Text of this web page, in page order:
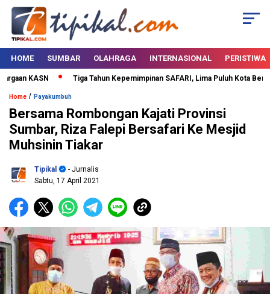
HOME SUMBAR OLAHRAGA INTERNASIONAL PERISTIWA
KASN Tiga Tahun Kepemimpinan SAFARI, Lima Puluh Kota
Home / Payakumbuh
Bersama Rombongan Kajati Provinsi
Sumbar, Riza Falepi Bersafari Ke Mesjid
Muhsinin Tiakar
Tipikal
- Jurnalis
Sabtu, 17 April 2021